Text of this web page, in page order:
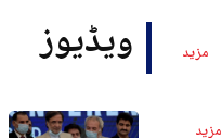
مزید
مزید
ویڈیوز